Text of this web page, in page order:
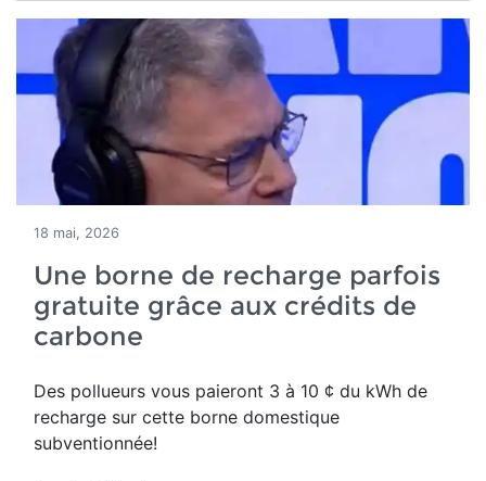
18 mai, 2026
Une borne de recharge parfois
gratuite grâce aux crédits de
carbone
Des pollueurs vous paieront 3 à 10 ¢ du kWh de
recharge sur cette borne domestique
subventionnée!